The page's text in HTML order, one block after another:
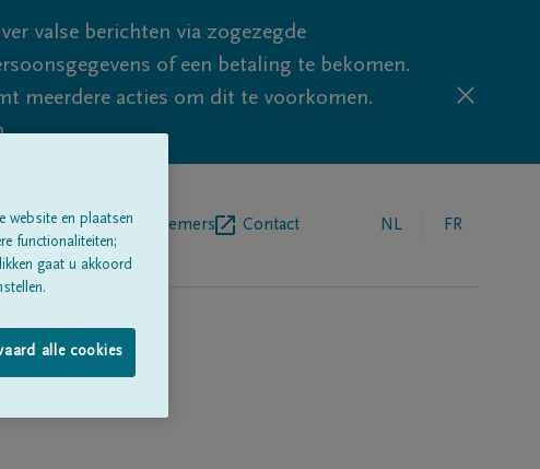
valse berichten via zogezegde
of een betaling te bekomen.
meerdere acties om dit te voorkomen.
onsBegrafenisondernemers Contact NL FR
website en plaatsen
functionaliteiten;
gaat u akkoord
alle cookies